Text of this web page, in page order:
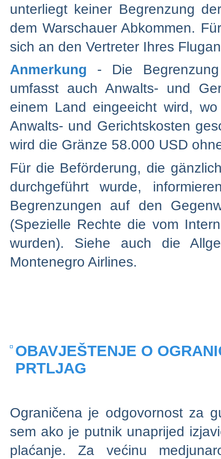
unterliegt keiner Begrenzung
dem Warschauer Abkommen.
sich an den Vertreter Ihres
Anmerkung - Die
umfasst auch Anwalts- und
einem Land eingeeicht wird,
Anwalts- und Gerichtskosten
wird die Gränze 58.000 USD
Für die Beförderung, die
durchgeführt wurde,
Begrenzungen auf den
(Spezielle Rechte die vom
wurden). Siehe auch die
Montenegro Airlines.
OBAVJEŠTENJE O
PRTLJAG
Ograničena je odgovornost za
sem ako je putnik unaprijed
plaćanje. Za većinu